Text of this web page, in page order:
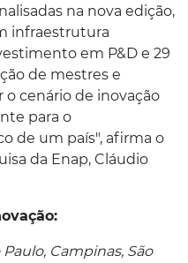
na nova edição,
infraestrutura
em P&D e 29
de mestres e
o cenário de inovação
para o
de um país", afirma o
da Enap, Cláudio
Campinas, São